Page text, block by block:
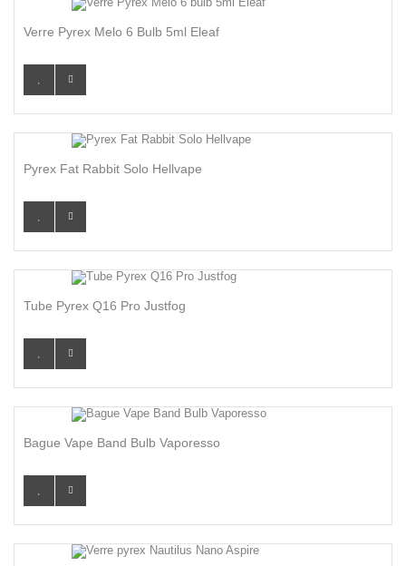
Verre Pyrex Melo 6 Bulb 5ml Eleaf
Pyrex Fat Rabbit Solo Hellvape
Tube Pyrex Q16 Pro Justfog
Bague Vape Band Bulb Vaporesso